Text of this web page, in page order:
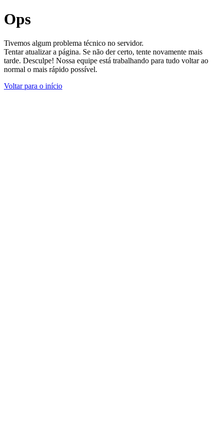
Ops
Tivemos algum problema técnico no servidor.
Tentar atualizar a página. Se não der certo, tente novamente mais
tarde. Desculpe! Nossa equipe está trabalhando para tudo voltar ao
normal o mais rápido possível.
Voltar para o início